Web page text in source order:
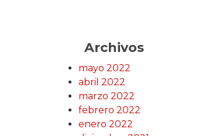
Archivos
mayo 2022
abril 2022
marzo 2022
febrero 2022
enero 2022